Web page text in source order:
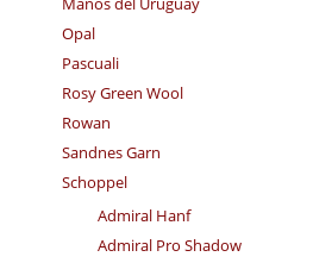
Opal
Pascuali
Rosy Green Wool
Rowan
Sandnes Garn
Schoppel
Admiral Hanf
Admiral Pro Shadow